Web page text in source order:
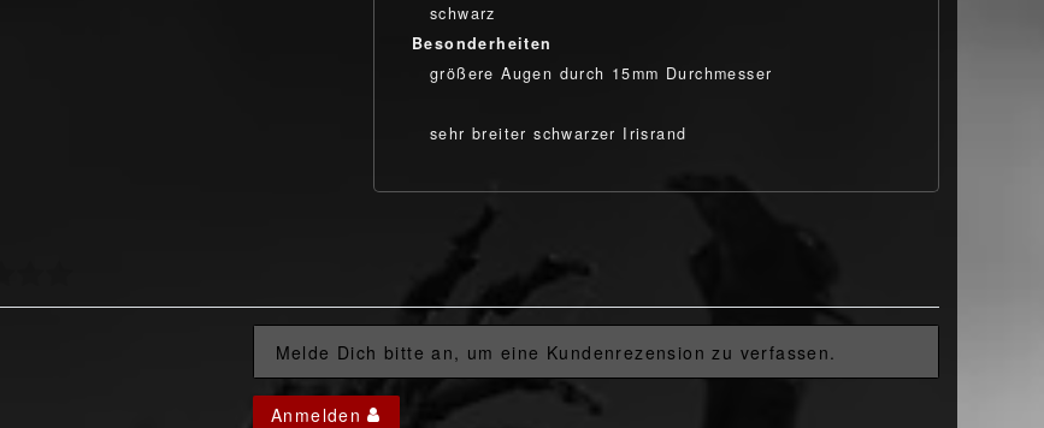
schwarz
Besonderheiten
größere Augen durch 15mm Durchmesser
sehr breiter schwarzer Irisrand
Melde Dich bitte an, um eine Kundenrezension zu verfassen.
Anmelden